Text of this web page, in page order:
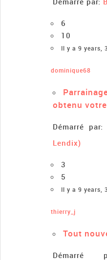
6
10
Il y a 9 years,
dominique68
obtenu
Démarré par:
Lendix)
3
5
Il y a 9 years,
thierry_j
Tout